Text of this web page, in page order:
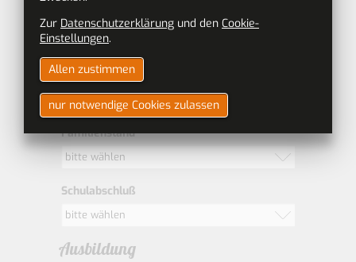
Geburtsdatum
Nationalität
Familienstand
bitte wählen
Schulabschluß
bitte wählen
Ausbildung
Zur Datenschutzerklärung und den Cookie-
Einstellungen.
Allen zustimmen
nur notwendige Cookies zulassen